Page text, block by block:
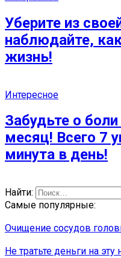
Уберите из
наблюдайте,
жизнь!
Интересное
Забудьте о
месяц! Всего 7
минута в день!
Найти:
Самые популярные:
Очищение сосудов
Не тратьте деньги на